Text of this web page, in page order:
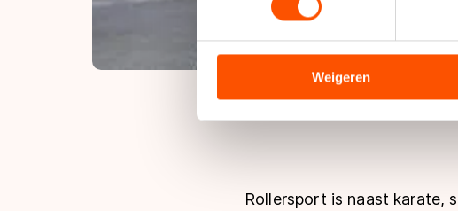
analyseren. We delen informatie over
analyse. Zij kunnen deze
hun services. Sommige partners
adequaat beschermingsniveau geldt
Weigeren
Rollersport is naast karate,